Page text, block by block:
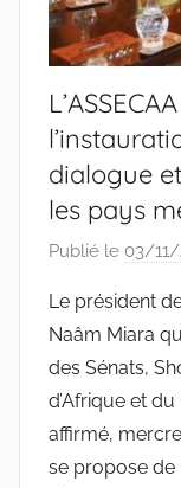
dialogue
les pays
Publié le 03/11/
Le président
Naâm Miara
des Sénats,
d’Afrique et
affirmé,
se propose